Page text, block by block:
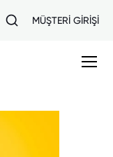
MÜŞTERİ GİRİŞİ